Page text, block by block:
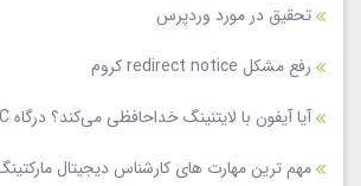
تحقیق در مورد وردپرس
رفع مشکل redirect notice کروم
آیا آیفون با لایتنینگ خداحافظی می‌کند؟ درگاه USB-C در آیفون‌ها
مهم ترین مهارت های کارشناس دیجیتال مارکتینگ